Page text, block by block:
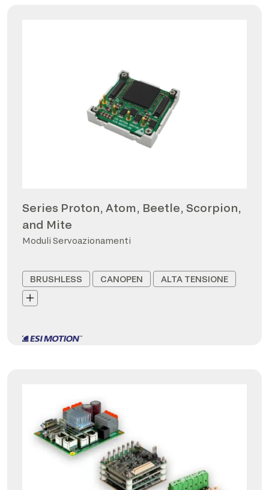
Series Proton, Atom, Beetle, Scorpion,
and Mite
Moduli Servoazionamenti
BRUSHLESS CANOPEN ALTA TENSIONE